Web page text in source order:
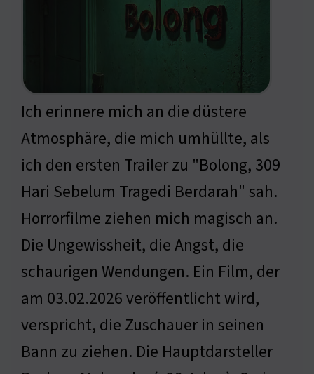
Ich erinnere mich an die düstere
Atmosphäre, die mich umhüllte, als
ich den ersten Trailer zu "Bolong, 309
Hari Sebelum Tragedi Berdarah" sah.
Horrorfilme ziehen mich magisch an.
Die Ungewissheit, die Angst, die
schaurigen Wendungen. Ein Film, der
am 03.02.2026 veröffentlicht wird,
verspricht, die Zuschauer in seinen
Bann zu ziehen. Die Hauptdarsteller